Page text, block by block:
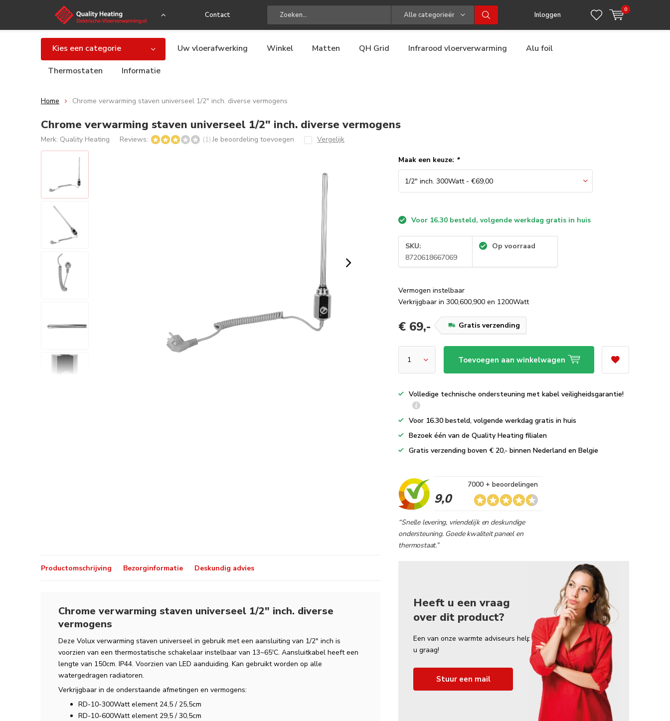
Contact Alle categorieën Inloggen
0
Kies een categorie Uw vloerafwerking Winkel Matten QH Grid Infrarood vloerverwarming Alu foil
Thermostaten Informatie
Home Chrome verwarming staven universeel 1/2" inch. diverse vermogens
Chrome verwarming staven universeel 1/2" inch. diverse vermogens
Merk: Quality Heating Reviews: (1) Je beoordeling toevoegen Vergelijk
Maak een keuze: *
Voor 16.30 besteld, volgende werkdag gratis in huis
SKU:
8720618667069
Op voorraad
Vermogen instelbaar
Verkrijgbaar in 300,600,900 en 1200Watt
€ 69,- Gratis verzending
Toevoegen aan winkelwagen
Volledige technische ondersteuning met kabel veiligheidsgarantie!
Voor 16.30 besteld, volgende werkdag gratis in huis
Bezoek één van de Quality Heating filialen
Gratis verzending boven € 20,- binnen Nederland en Belgie
9,0
7000 + beoordelingen
“Snelle levering, vriendelijk en deskundige
ondersteuning. Goede kwaliteit paneel en
thermostaat.”
Productomschrijving Bezorginformatie Deskundig advies
Chrome verwarming staven universeel 1/2" inch. diverse
vermogens
Deze Volux verwarming staven universeel in gebruik met een aansluiting van 1/2" inch is
voorzien van een thermostatische schakelaar instelbaar van 13~65'C. Aansluitkabel heeft een
lengte van 150cm. IP44. Voorzien van LED aanduiding. Kan gebruikt worden op alle
watergedragen radiatoren.
Verkrijgbaar in de onderstaande afmetingen en vermogens:
RD-10-300Watt element 24,5 / 25,5cm
RD-10-600Watt element 29,5 / 30,5cm
Heeft u een vraag
over dit product?
Een van onze warmte adviseurs helpt
u graag!
Stuur een mail